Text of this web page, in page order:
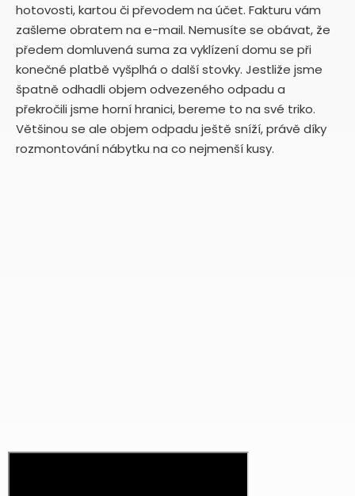
hotovosti, kartou či převodem na účet. Fakturu vám
zašleme obratem na e-mail. Nemusíte se obávat, že
předem domluvená suma za vyklízení domu se při
konečné platbě vyšplhá o další stovky. Jestliže jsme
špatně odhadli objem odvezeného odpadu a
překročili jsme horní hranici, bereme to na své triko.
Většinou se ale objem odpadu ještě sníží, právě díky
rozmontování nábytku na co nejmenší kusy.